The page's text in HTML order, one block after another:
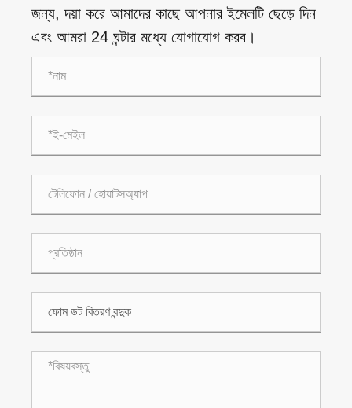
জন্য, দয়া করে আমাদের কাছে আপনার ইমেলটি ছেড়ে দিন
এবং আমরা 24 ঘন্টার মধ্যে যোগাযোগ করব।